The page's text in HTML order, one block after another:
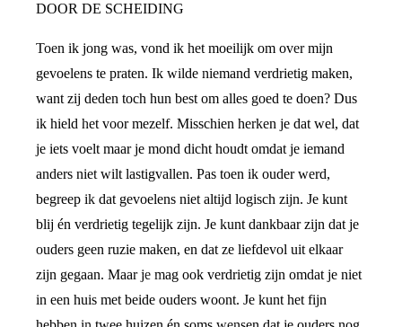
DOOR DE SCHEIDING
Toen ik jong was, vond ik het moeilijk om over mijn
gevoelens te praten. Ik wilde niemand verdrietig maken,
want zij deden toch hun best om alles goed te doen? Dus
ik hield het voor mezelf. Misschien herken je dat wel, dat
je iets voelt maar je mond dicht houdt omdat je iemand
anders niet wilt lastigvallen. Pas toen ik ouder werd,
begreep ik dat gevoelens niet altijd logisch zijn. Je kunt
blij én verdrietig tegelijk zijn. Je kunt dankbaar zijn dat je
ouders geen ruzie maken, en dat ze liefdevol uit elkaar
zijn gegaan. Maar je mag ook verdrietig zijn omdat je niet
in een huis met beide ouders woont. Je kunt het fijn